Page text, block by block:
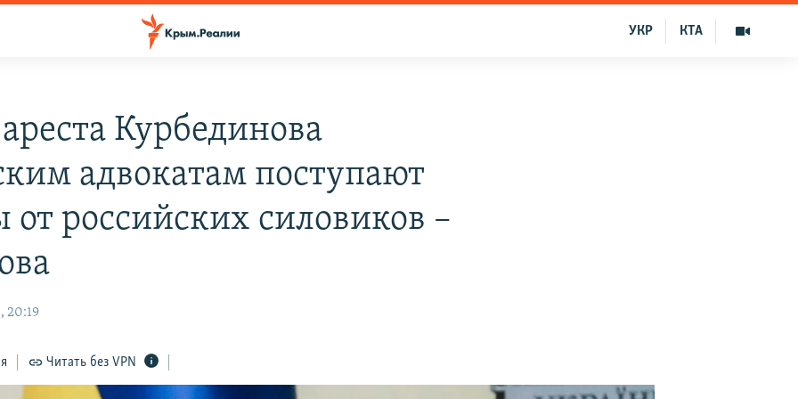
КТА
УКР
Курбединова
адвокатам поступают
от российских силовиков –
20:19
Читать без VPN